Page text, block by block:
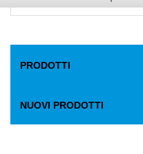
PRODOTTI
NUOVI PRODOTTI